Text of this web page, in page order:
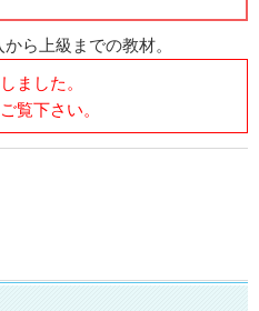
ら上級までの教材。
ました。
覧下さい。